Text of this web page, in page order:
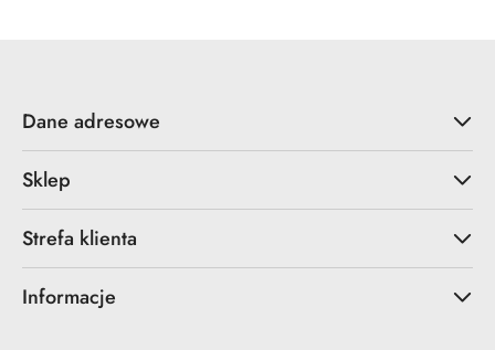
Dane adresowe
Sklep
Strefa klienta
Informacje